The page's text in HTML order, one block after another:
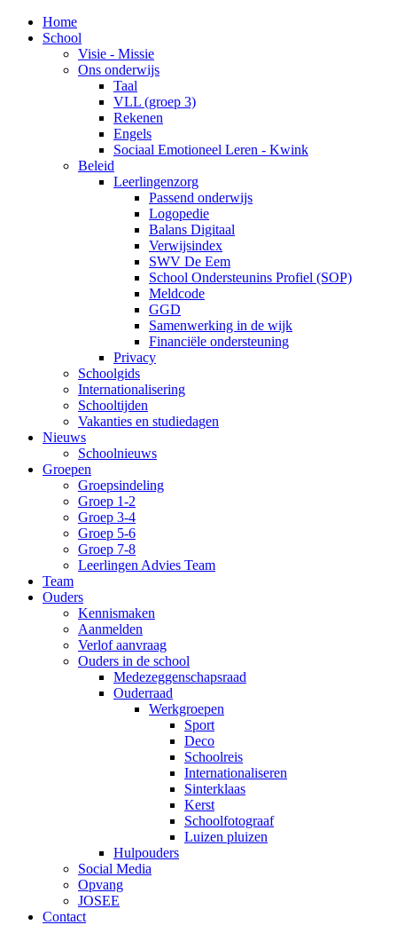
Home
School
Visie - Missie
Ons onderwijs
Taal
VLL (groep 3)
Rekenen
Engels
Sociaal Emotioneel Leren - Kwink
Beleid
Leerlingenzorg
Passend onderwijs
Logopedie
Balans Digitaal
Verwijsindex
SWV De Eem
School Ondersteunins Profiel (SOP)
Meldcode
GGD
Samenwerking in de wijk
Financiële ondersteuning
Privacy
Schoolgids
Internationalisering
Schooltijden
Vakanties en studiedagen
Nieuws
Schoolnieuws
Groepen
Groepsindeling
Groep 1-2
Groep 3-4
Groep 5-6
Groep 7-8
Leerlingen Advies Team
Team
Ouders
Kennismaken
Aanmelden
Verlof aanvraag
Ouders in de school
Medezeggenschapsraad
Ouderraad
Werkgroepen
Sport
Deco
Schoolreis
Internationaliseren
Sinterklaas
Kerst
Schoolfotograaf
Luizen pluizen
Hulpouders
Social Media
Opvang
JOSEE
Contact